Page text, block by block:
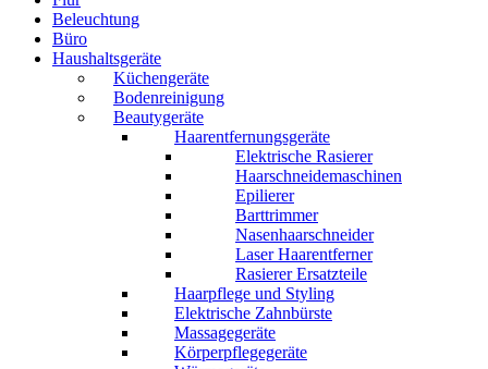
Beleuchtung
Büro
Haushaltsgeräte
Küchengeräte
Bodenreinigung
Beautygeräte
Haarentfernungsgeräte
Elektrische Rasierer
Haarschneidemaschinen
Epilierer
Barttrimmer
Nasenhaarschneider
Laser Haarentferner
Rasierer Ersatzteile
Haarpflege und Styling
Elektrische Zahnbürste
Massagegeräte
Körperpflegegeräte